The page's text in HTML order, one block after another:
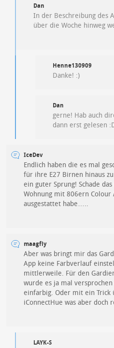
Dan
In der Beschreibung des
über die Woche hinweg
Henne130909
Danke! :)
Dan
gerne! Hab auch
dann erst gelesen
IceDev
Endlich haben die es mal
für ihre E27 Birnen hinaus
ein guter Sprung! Schade
Wohnung mit 806ern
ausgestattet habe…..
maagfly
Aber was bringt mir das
App keine Farbverlauf
mittlerweile. Für den
wurde es ja mal
einfarbig. Oder mit ein
iConnectHue was aber doch
LAYK-S